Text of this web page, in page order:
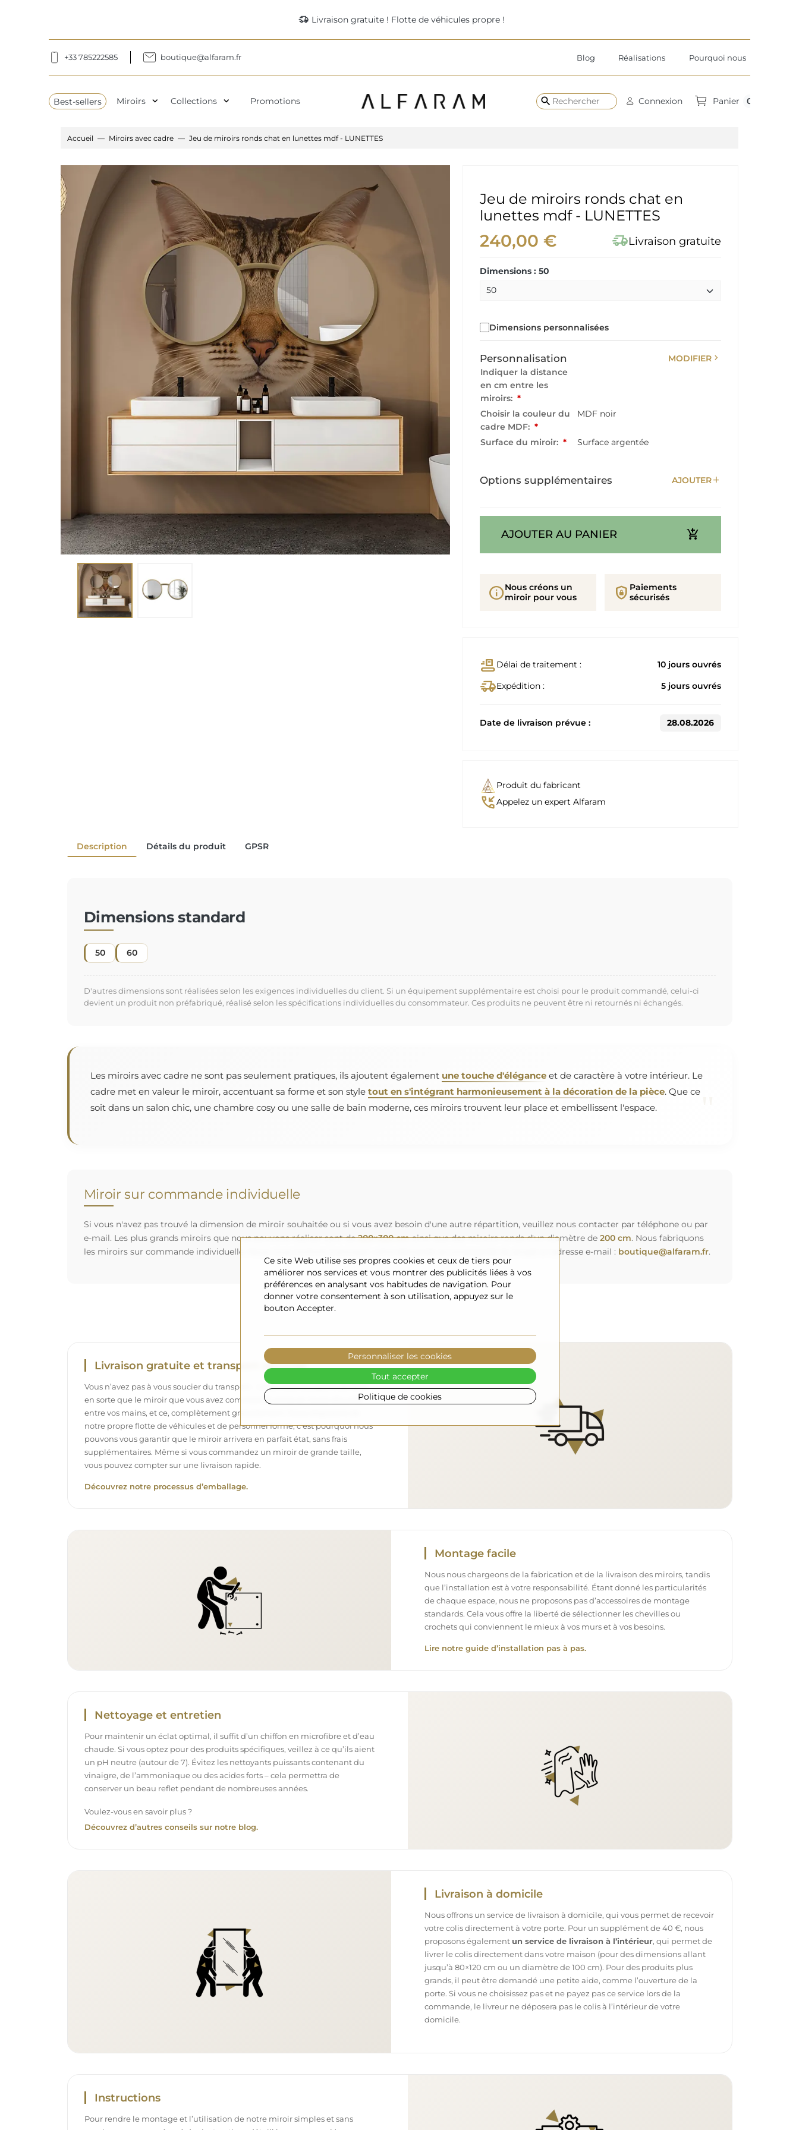
delivery_truck_speed Livraison gratuite ! Flotte de véhicules propre !
+33 785222585 boutique@alfaram.fr Blog Réalisations Pourquoi nous
Best-sellers Miroirs expand_more Collections expand_more Promotions search Connexion Panier 0
Accueil Miroirs avec cadre Jeu de miroirs ronds chat en lunettes mdf - LUNETTES
Jeu de miroirs ronds chat en
lunettes mdf - LUNETTES
240,00 € delivery_truck_speedLivraison gratuite
Dimensions : 50
Dimensions personnalisées
Personnalisation MODIFIER chevron_right
Indiquer la distance
en cm entre les
miroirs: *
Choisir la couleur du
cadre MDF: *
MDF noir
Surface du miroir: * Surface argentée
Options supplémentaires AJOUTERadd
AJOUTER AU PANIER add_shopping_cart
infoNous créons un
miroir pour vous
shield_lock Paiements
sécurisés
conveyor_beltDélai de traitement : 10 jours ouvrés
delivery_truck_speedExpédition : 5 jours ouvrés
Date de livraison prévue : 28.08.2026
Produit du fabricant
phone_callbackAppelez un expert Alfaram
Description Détails du produit GPSR
Dimensions standard
50 60
D'autres dimensions sont réalisées selon les exigences individuelles du client. Si un équipement supplémentaire est choisi pour le produit commandé, celui-ci
devient un produit non préfabriqué, réalisé selon les spécifications individuelles du consommateur. Ces produits ne peuvent être ni retournés ni échangés.
Les miroirs avec cadre ne sont pas seulement pratiques, ils ajoutent également une touche d'éléganceet de caractère à votre intérieur. Le
cadre met en valeur le miroir, accentuant sa forme et son style tout en s'intégrant harmonieusement à la décoration de la pièce. Que ce
soit dans un salon chic, une chambre cosy ou une salle de bain moderne, ces miroirs trouvent leur place et embellissent l'espace.
Miroir sur commande individuelle
Si vous n'avez pas trouvé la dimension de miroir souhaitée ou si vous avez besoin d'une autre répartition, veuillez nous contacter par téléphone ou par
e-mail. Les plus grands miroirs que nous pouvons réaliser sont de200×300 cmainsi que des miroirs ronds d'un diamètre de 200 cm. Nous fabriquons
les miroirs sur commande individuelle. Nous vous invitons à envoyer votre demande accompagnée du projet à l'adresse e-mail : boutique@alfaram.fr.
Livraison gratuite et transport sécurisé
Vous n’avez pas à vous soucier du transport – nous nous occupons de faire
en sorte que le miroir que vous avez commandé arrive en toute sécurité
entre vos mains, et ce, complètement gratuitement. Nous disposons de
notre propre flotte de véhicules et de personnel formé, c’est pourquoi nous
pouvons vous garantir que le miroir arrivera en parfait état, sans frais
supplémentaires. Même si vous commandez un miroir de grande taille,
vous pouvez compter sur une livraison rapide.
Découvrez notre processus d’emballage.
Montage facile
Nous nous chargeons de la fabrication et de la livraison des miroirs, tandis
que l’installation est à votre responsabilité. Étant donné les particularités
de chaque espace, nous ne proposons pas d’accessoires de montage
standards. Cela vous offre la liberté de sélectionner les chevilles ou
crochets qui conviennent le mieux à vos murs et à vos besoins.
Lire notre guide d’installation pas à pas.
Nettoyage et entretien
Pour maintenir un éclat optimal, il suffit d’un chiffon en microfibre et d’eau
chaude. Si vous optez pour des produits spécifiques, veillez à ce qu’ils aient
un pH neutre (autour de 7). Évitez les nettoyants puissants contenant du
vinaigre, de l’ammoniaque ou des acides forts – cela permettra de
conserver un beau reflet pendant de nombreuses années.
Voulez-vous en savoir plus ?
Découvrez d’autres conseils sur notre blog.
Livraison à domicile
Nous offrons un service de livraison à domicile, qui vous permet de recevoir
votre colis directement à votre porte. Pour un supplément de 40 €, nous
proposons également un service de livraison à l’intérieur, qui permet de
livrer le colis directement dans votre maison (pour des dimensions allant
jusqu’à 80×120 cm ou un diamètre de 100 cm). Pour des produits plus
grands, il peut être demandé une petite aide, comme l’ouverture de la
porte. Si vous ne choisissez pas et ne payez pas ce service lors de la
commande, le livreur ne déposera pas le colis à l’intérieur de votre
domicile.
Instructions
Pour rendre le montage et l’utilisation de notre miroir simples et sans
Ce site Web utilise ses propres cookies et ceux de tiers pour
améliorer nos services et vous montrer des publicités liées à vos
préférences en analysant vos habitudes de navigation. Pour
donner votre consentement à son utilisation, appuyez sur le
bouton Accepter.
Politique de cookies
Personnaliser les cookies
Tout accepter